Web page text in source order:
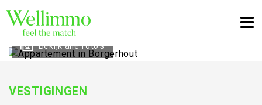
Bekijk alle foto's
VESTIGINGEN